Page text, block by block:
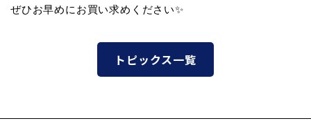
ぜひお早めにお買い求めください✨
トピックス一覧